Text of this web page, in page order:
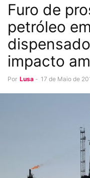
Furo de
petróleo
impacto
Por Lusa - 17 de Maio de